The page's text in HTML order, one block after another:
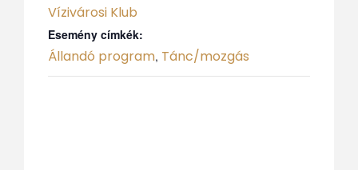
Vízivárosi Klub
Esemény címkék:
Állandó program, Tánc/mozgás